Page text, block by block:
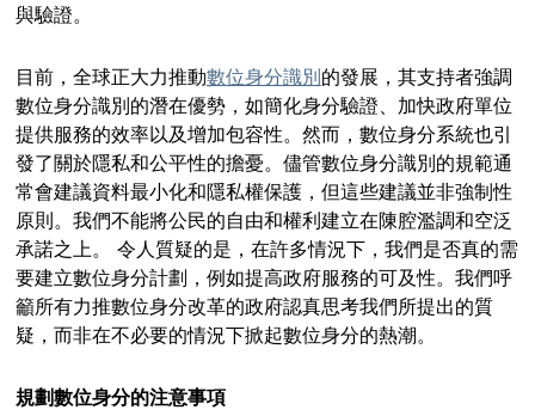
與驗證。
目前，全球正大力推動數位身分識別的發展，其支持者強調
數位身分識別的潛在優勢，如簡化身分驗證、加快政府單位
提供服務的效率以及增加包容性。然而，數位身分系統也引
發了關於隱私和公平性的擔憂。儘管數位身分識別的規範通
常會建議資料最小化和隱私權保護，但這些建議並非強制性
原則。我們不能將公民的自由和權利建立在陳腔濫調和空泛
承諾之上。 令人質疑的是，在許多情況下，我們是否真的需
要建立數位身分計劃，例如提高政府服務的可及性。我們呼
籲所有力推數位身分改革的政府認真思考我們所提出的質
疑，而非在不必要的情況下掀起數位身分的熱潮。
規劃數位身分的注意事項